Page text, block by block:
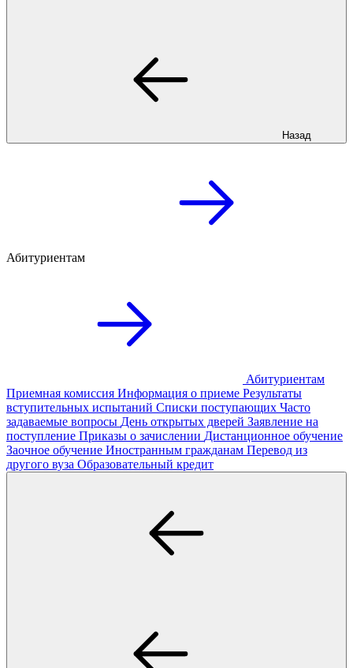
Назад
Абитуриентам
Абитуриентам
Приемная комиссия Информация о приеме Результаты
вступительных испытаний Списки поступающих Часто
задаваемые вопросы День открытых дверей Заявление на
поступление Приказы о зачислении Дистанционное обучение
Заочное обучение Иностранным гражданам Перевод из
другого вуза Образовательный кредит